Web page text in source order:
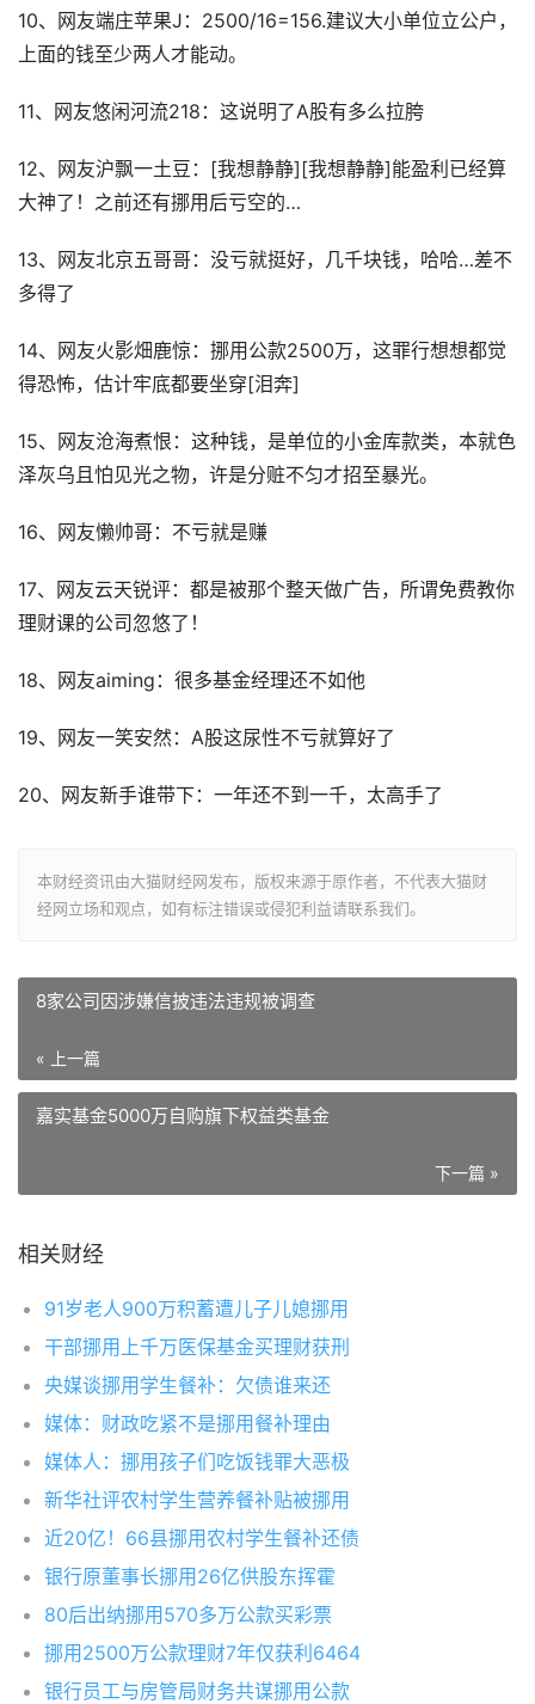
10、网友端庄苹果J：2500/16=156.建议大小单位立公户，
上面的钱至少两人才能动。
11、网友悠闲河流218：这说明了A股有多么拉胯
12、网友沪飘一土豆：[我想静静][我想静静]能盈利已经算
大神了！之前还有挪用后亏空的…
13、网友北京五哥哥：没亏就挺好，几千块钱，哈哈…差不
多得了
14、网友火影畑鹿惊：挪用公款2500万，这罪行想想都觉
得恐怖，估计牢底都要坐穿[泪奔]
15、网友沧海煮恨：这种钱，是单位的小金库款类，本就色
泽灰乌且怕见光之物，许是分赃不匀才招至暴光。
16、网友懒帅哥：不亏就是赚
17、网友云天锐评：都是被那个整天做广告，所谓免费教你
理财课的公司忽悠了！
18、网友aiming：很多基金经理还不如他
19、网友一笑安然：A股这尿性不亏就算好了
20、网友新手谁带下：一年还不到一千，太高手了
本财经资讯由大猫财经网发布，版权来源于原作者，不代表大猫财
经网立场和观点，如有标注错误或侵犯利益请联系我们。
8家公司因涉嫌信披违法违规被调查
« 上一篇
嘉实基金5000万自购旗下权益类基金
下一篇 »
相关财经
91岁老人900万积蓄遭儿子儿媳挪用
干部挪用上千万医保基金买理财获刑
央媒谈挪用学生餐补：欠债谁来还
媒体：财政吃紧不是挪用餐补理由
媒体人：挪用孩子们吃饭钱罪大恶极
新华社评农村学生营养餐补贴被挪用
近20亿！66县挪用农村学生餐补还债
银行原董事长挪用26亿供股东挥霍
80后出纳挪用570多万公款买彩票
挪用2500万公款理财7年仅获利6464
银行员工与房管局财务共谋挪用公款